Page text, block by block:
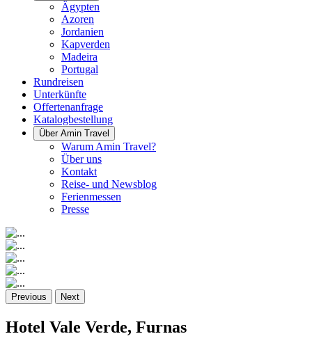
Ägypten
Azoren
Jordanien
Kapverden
Madeira
Portugal
Rundreisen
Unterkünfte
Offertenanfrage
Katalogbestellung
Über Amin Travel
Warum Amin Travel?
Über uns
Kontakt
Reise- und Newsblog
Ferienmessen
Presse
Previous Next
Hotel Vale Verde, Furnas